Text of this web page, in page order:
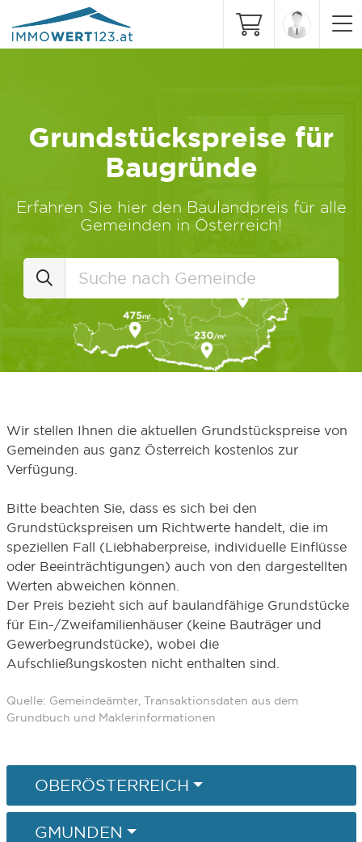
Grundstückspreise für
Baugründe
Erfahren Sie hier den Baulandpreis für alle
Gemeinden in Österreich!
Wir stellen Ihnen die aktuellen Grundstückspreise von
Gemeinden aus ganz Österreich kostenlos zur
Verfügung.
Bitte beachten Sie, dass es sich bei den
Grundstückspreisen um Richtwerte handelt, die im
speziellen Fall (Liebhaberpreise, individuelle Einflüsse
oder Beeinträchtigungen) auch von den dargestellten
Werten abweichen können.
Der Preis bezieht sich auf baulandfähige Grundstücke
für Ein-/Zweifamilienhäuser (keine Bauträger und
Gewerbegrundstücke), wobei die
Aufschließungskosten nicht enthalten sind.
Quelle: Gemeindeämter, Transaktionsdaten aus dem
Grundbuch und Maklerinformationen
OBERÖSTERREICH
GMUNDEN